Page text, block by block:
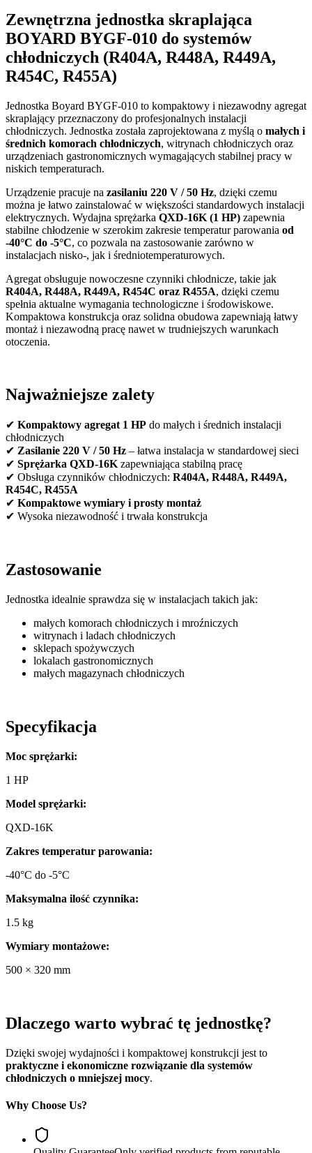
Zewnętrzna jednostka skraplająca
BOYARD BYGF-010 do systemów
chłodniczych (R404A, R448A, R449A,
R454C, R455A)
Jednostka Boyard BYGF-010 to kompaktowy i niezawodny agregat
skraplający przeznaczony do profesjonalnych instalacji
chłodniczych. Jednostka została zaprojektowana z myślą o małych i
średnich komorach chłodniczych, witrynach chłodniczych oraz
urządzeniach gastronomicznych wymagających stabilnej pracy w
niskich temperaturach.
Urządzenie pracuje na zasilaniu 220 V / 50 Hz, dzięki czemu
można je łatwo zainstalować w większości standardowych instalacji
elektrycznych. Wydajna sprężarka QXD-16K (1 HP) zapewnia
stabilne chłodzenie w szerokim zakresie temperatur parowania od
-40°C do -5°C, co pozwala na zastosowanie zarówno w
instalacjach nisko-, jak i średniotemperaturowych.
Agregat obsługuje nowoczesne czynniki chłodnicze, takie jak
R404A, R448A, R449A, R454C oraz R455A, dzięki czemu
spełnia aktualne wymagania technologiczne i środowiskowe.
Kompaktowa konstrukcja oraz solidna obudowa zapewniają łatwy
montaż i niezawodną pracę nawet w trudniejszych warunkach
otoczenia.
Najważniejsze zalety
✔ Kompaktowy agregat 1 HP do małych i średnich instalacji
chłodniczych
✔ Zasilanie 220 V / 50 Hz – łatwa instalacja w standardowej sieci
✔ Sprężarka QXD-16K zapewniająca stabilną pracę
✔ Obsługa czynników chłodniczych: R404A, R448A, R449A,
R454C, R455A
✔ Kompaktowe wymiary i prosty montaż
✔ Wysoka niezawodność i trwała konstrukcja
Zastosowanie
Jednostka idealnie sprawdza się w instalacjach takich jak:
małych komorach chłodniczych i mroźniczych
witrynach i ladach chłodniczych
sklepach spożywczych
lokalach gastronomicznych
małych magazynach chłodniczych
Specyfikacja
Moc sprężarki:
1 HP
Model sprężarki:
QXD-16K
Zakres temperatur parowania:
-40°C do -5°C
Maksymalna ilość czynnika:
1.5 kg
Wymiary montażowe:
500 × 320 mm
Dlaczego warto wybrać tę jednostkę?
Dzięki swojej wydajności i kompaktowej konstrukcji jest to
praktyczne i ekonomiczne rozwiązanie dla systemów
chłodniczych o mniejszej mocy.
Why Choose Us?